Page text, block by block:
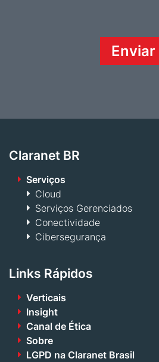
Claranet BR
Serviços
Cloud
Serviços Gerenciados
Conectividade
Cibersegurança
Links Rápidos
Verticais
Insight
Canal de Ética
Sobre
LGPD na Claranet Brasil